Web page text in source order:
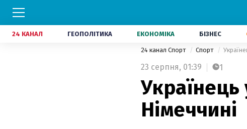
24 КАНАЛ ГЕОПОЛІТИКА ЕКОНОМІКА БІЗНЕС
24 канал Спорт Спорт
23 серпня, 01:39 1
Українець
Німеччині